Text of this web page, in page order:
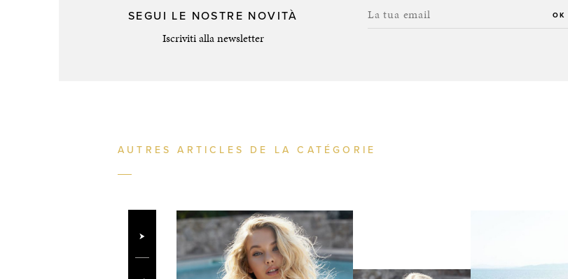
SEGUI LE NOSTRE NOVITÀ
Iscriviti alla newsletter
La tua email OK
AUTRES ARTICLES DE LA CATÉGORIE